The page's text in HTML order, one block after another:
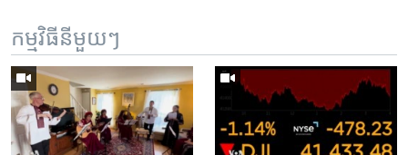
កម្មវិធី​នីមួយៗ